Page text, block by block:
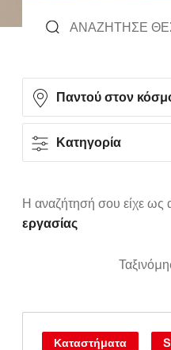
Παντού στον
Κατηγορία
Η αναζήτησή σου είχε ως
εργασίας
Καταστήματα